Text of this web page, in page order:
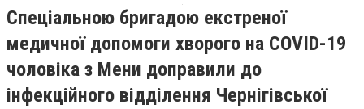
Спеціальною бригадою екстреної
медичної допомоги хворого на COVID-19
чоловіка з Мени доправили до
інфекційного відділення Чернігівської